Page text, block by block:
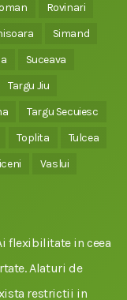
Rovinari
Simand
Suceava
Targu Jiu
Targu Secuiesc
Toplita
Tulcea
Vaslui
flexibilitate in ceea
Alaturi de
restrictii in